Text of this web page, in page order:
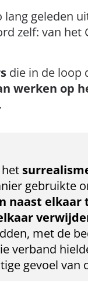
lang geleden
zelf: van het
die in de loop
werken op
gebruikte
naast elkaar
met de
verband
gevoel van